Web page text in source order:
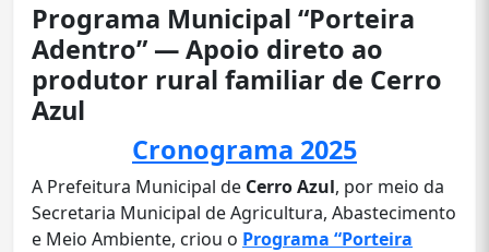
Programa Municipal “Porteira
Adentro” — Apoio direto ao
produtor rural familiar de Cerro
Azul
Cronograma 2025
A Prefeitura Municipal de Cerro Azul, por meio da
Secretaria Municipal de Agricultura, Abastecimento
e Meio Ambiente, criou o Programa “Porteira